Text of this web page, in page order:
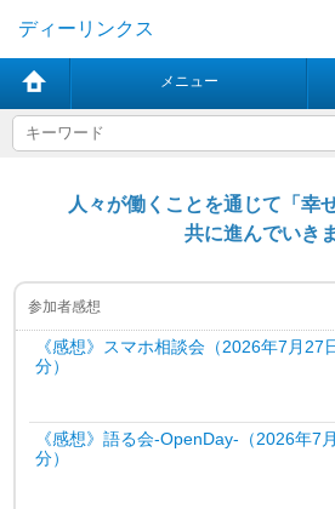
ディーリンクス
メニュー
人々が働くことを通じて「幸
共に進んでいき
参加者感想
《感想》スマホ相談会（2026年7月27
分）
《感想》語る会-OpenDay-（2026年7
分）